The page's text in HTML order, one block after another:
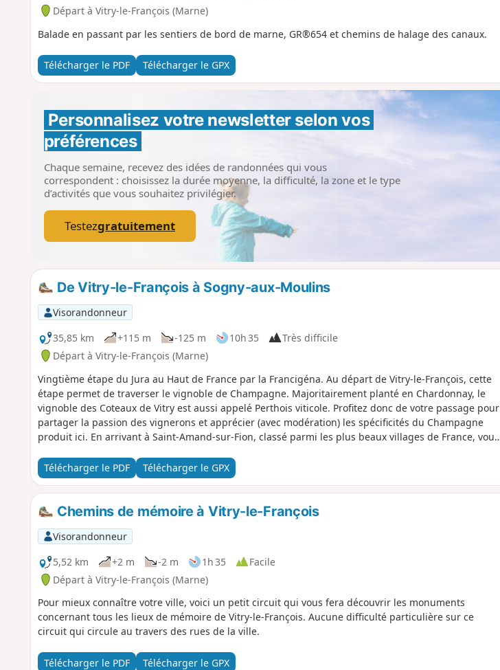
Départ à Vitry-le-François (Marne)
Balade en passant par les sentiers de bord de marne, GR®654 et chemins de halage des canaux.
Télécharger le PDF Télécharger le GPX
Personnalisez votre newsletter selon vos
préférences
Chaque semaine, recevez des idées de randonnées qui vous
correspondent : choisissez la durée moyenne, la difficulté, la zone et le type
d’activités que vous souhaitez privilégier.
Testezgratuitement
De Vitry-le-François à Sogny-aux-Moulins
Visorandonneur
35,85 km
+115 m -125 m 10h 35
Très difficile
Départ à Vitry-le-François (Marne)
Vingtième étape du Jura au Haut de France par la Francigéna. Au départ de Vitry-le-François, cette
étape permet de traverser le vignoble de Champagne. Majoritairement planté en Chardonnay, le
vignoble des Coteaux de Vitry est aussi appelé Perthois viticole. Profitez donc de votre passage pour
partager la passion des vignerons et apprécier (avec modération) les spécificités du Champagne
produit ici. En arrivant à Saint-Amand-sur-Fion, classé parmi les plus beaux villages de France, vous
l’agriculture céréalière. Votre arrivée cœur de la vallée de la Marne marque le passage vers les sols
crayeux de la Champagne. Vous traversez ainsi le « Pays de la craie », autrefois exploitée comme
matériau de construction, son usage actuel est désormais également destiné à l’industrie
pharmaceutique.
Télécharger le PDF Télécharger le GPX
Chemins de mémoire à Vitry-le-François
Visorandonneur
5,52 km
+2 m -2 m 1h 35
Facile
Départ à Vitry-le-François (Marne)
Pour mieux connaître votre ville, voici un petit circuit qui vous fera découvrir les monuments
concernant tous les lieux de mémoire de Vitry-le-François. Aucune difficulté particulière sur ce
circuit qui circule au travers des rues de la ville.
Télécharger le PDF Télécharger le GPX